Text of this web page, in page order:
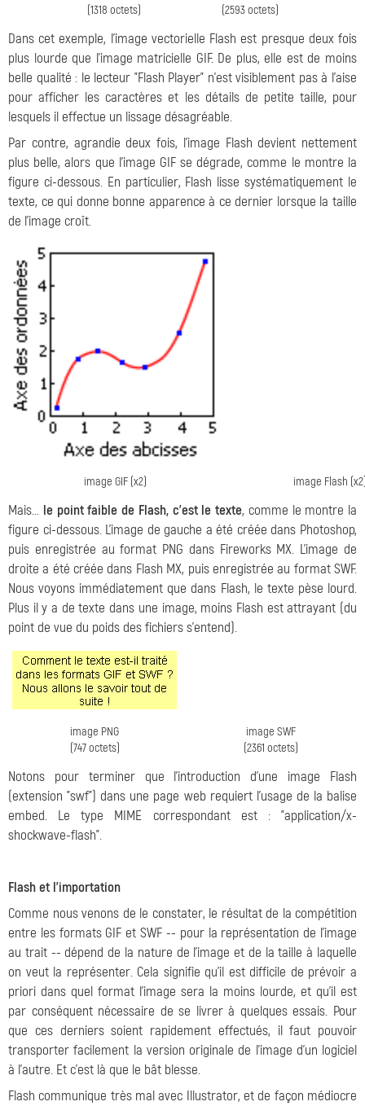
(1318 octets)
(2593 octets)
Dans cet exemple, l'image vectorielle Flash est presque deux fois
plus lourde que l'image matricielle GIF. De plus, elle est de moins
belle qualité : le lecteur "Flash Player" n'est visiblement pas à l'aise
pour afficher les caractères et les détails de petite taille, pour
lesquels il effectue un lissage désagréable.
Par contre, agrandie deux fois, l'image Flash devient nettement
plus belle, alors que l'image GIF se dégrade, comme le montre la
figure ci-dessous. En particulier, Flash lisse systématiquement le
texte, ce qui donne bonne apparence à ce dernier lorsque la taille
de l'image croît.
image GIF (x2) image Flash
Mais... le point faible de Flash, c'est le texte, comme le montre la
figure ci-dessous. L'image de gauche a été créée dans Photoshop,
puis enregistrée au format PNG dans Fireworks MX. L'image de
droite a été créée dans Flash MX, puis enregistrée au format SWF.
Nous voyons immédiatement que dans Flash, le texte pèse lourd.
Plus il y a de texte dans une image, moins Flash est attrayant (du
point de vue du poids des fichiers s'entend).
image PNG
(747 octets)
image SWF
(2361 octets)
Notons pour terminer que l'introduction d'une image Flash
(extension "swf") dans une page web requiert l'usage de la balise
embed. Le type MIME correspondant est : "application/x-
shockwave-flash".
Flash et l'importation
Comme nous venons de le constater, le résultat de la compétition
entre les formats GIF et SWF -- pour la représentation de l'image
au trait -- dépend de la nature de l'image et de la taille à laquelle
on veut la représenter. Cela signifie qu'il est difficile de prévoir a
priori dans quel format l'image sera la moins lourde, et qu'il est
par conséquent nécessaire de se livrer à quelques essais. Pour
que ces derniers soient rapidement effectués, il faut pouvoir
transporter facilement la version originale de l'image d'un logiciel
à l'autre. Et c'est là que le bât blesse.
Flash communique très mal avec Illustrator, et de façon médiocre